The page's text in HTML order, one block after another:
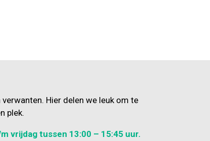
Hier delen we leuk om te
plek.
vrijdag tussen 13:00 – 15:45 uur.